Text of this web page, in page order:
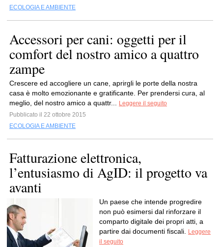
ECOLOGIA E AMBIENTE
Accessori per cani: oggetti per il
comfort del nostro amico a quattro
zampe
Crescere ed accogliere un cane, aprirgli le porte della nostra
casa è molto emozionante e gratificante. Per prendersi cura, al
meglio, del nostro amico a quattr...
Leggere il seguito
Pubblicato il 22 ottobre 2015
ECOLOGIA E AMBIENTE
Fatturazione elettronica,
l’entusiasmo di AgID: il progetto va
avanti
Un paese che intende progredire
non può esimersi dal rinforzare il
comparto digitale dei propri atti, a
partire dai documenti fiscali.
Leggere
il seguito